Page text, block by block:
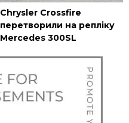
Chrysler Crossfire
перетворили на репліку
Mercedes 300SL